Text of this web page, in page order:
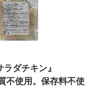
ダチキン』
不使用。保存料不使